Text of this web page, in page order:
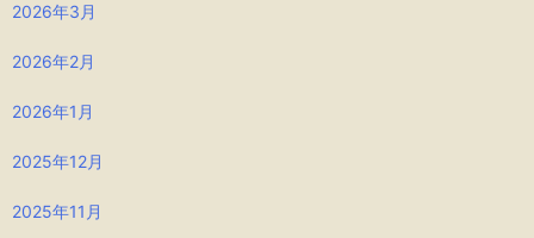
2026年3月
2026年2月
2026年1月
2025年12月
2025年11月